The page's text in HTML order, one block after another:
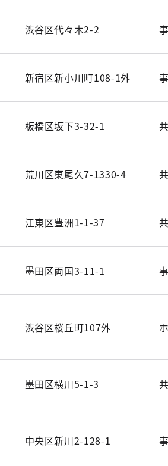
渋谷区代々木2-2
新宿区新小川町108-1外
板橋区坂下3-32-1
荒川区東尾久7-1330-4
江東区豊洲1-1-37
墨田区両国3-11-1
渋谷区桜丘町107外
墨田区横川5-1-3
中央区新川2-128-1